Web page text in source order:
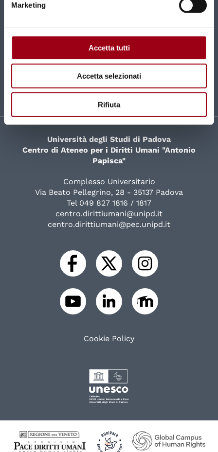
Marketing
Accetta tutti
Accetta selezionati
Rifiuta
Nuovi contenuti e news mensili direttamente nella
tua casella di posta.
ISCRIVITI
Università degli Studi di Padova
Centro di Ateneo per i Diritti Umani "Antonio
Papisca"
Complesso Universitario
Via Beato Pellegrino, 28 - 35137 Padova
Tel 049 827 1816 / 1817
centro.dirittiumani@unipd.it
centro.dirittiumani@pec.unipd.it
Cookie Policy